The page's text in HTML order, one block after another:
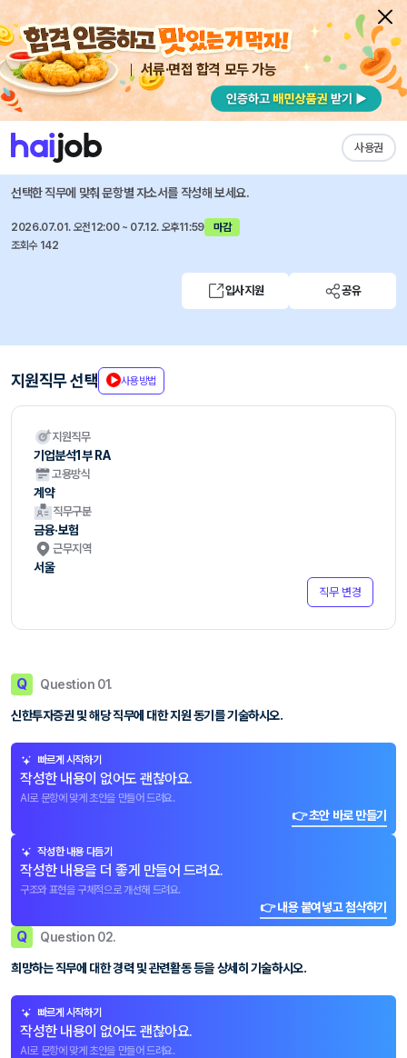
서류·면접 합격 모두 가능
사용권
채용공고 자소서 자유항목 자소서 내 작성목록
신한투자증권 즐겨찾기
리서치본부 RA 공개채용
선택한 직무에 맞춰 문항별 자소서를 작성해 보세요.
2026.07.01. 오전12:00 ~ 07.12. 오후11:59
마감
조회수 142
입사지원 공유
지원직무 선택 사용방법
지원직무
기업분석1부 RA
고용방식
계약
직무구분
금융·보험
근무지역
서울
직무 변경
Q Question 01.
신한투자증권 및 해당 직무에 대한 지원 동기를 기술하시오.
빠르게 시작하기
작성한 내용이 없어도 괜찮아요.
AI로 문항에 맞게 초안을 만들어 드려요.
👉 초안 바로 만들기
작성한 내용 다듬기
작성한 내용을 더 좋게 만들어 드려요.
구조와 표현을 구체적으로 개선해 드려요.
👉 내용 붙여넣고 첨삭하기
Q Question 02.
희망하는 직무에 대한 경력 및 관련활동 등을 상세히 기술하시오.
빠르게 시작하기
작성한 내용이 없어도 괜찮아요.
AI로 문항에 맞게 초안을 만들어 드려요.